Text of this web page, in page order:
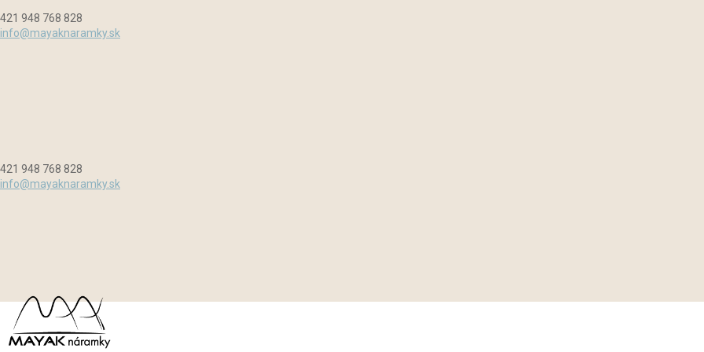
na
421 948 768 828
info@mayaknaramky.sk
421 948 768 828
info@mayaknaramky.sk